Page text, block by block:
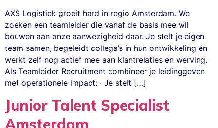
AXS Logistiek groeit hard in regio Amsterdam. We
zoeken een teamleider die vanaf de basis mee wil
bouwen aan onze aanwezigheid daar. Je stelt je eigen
team samen, begeleidt collega’s in hun ontwikkeling én
werkt zelf nog actief mee aan klantrelaties en werving.
Als Teamleider Recruitment combineer je leidinggeven
met operationele impact: · Je stelt […]
Junior Talent Specialist
Amsterdam